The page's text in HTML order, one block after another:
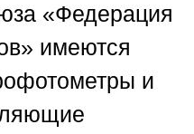
«Федерация
имеются
и